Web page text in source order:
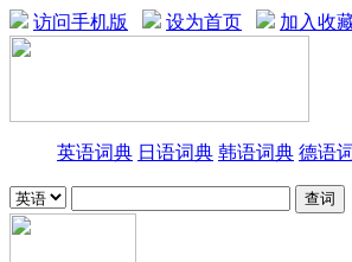
访问手机版 设为首页 加入收
英语词典 日语词典 韩语词典 德语